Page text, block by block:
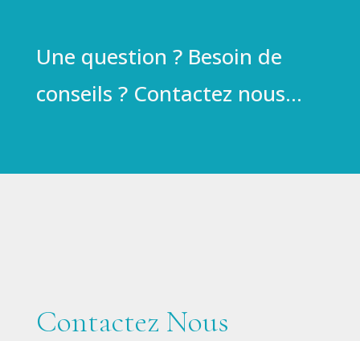
Une question ? Besoin de
conseils ? Contactez nous…
Contactez Nous